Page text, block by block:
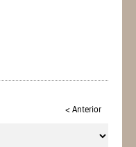
< Anterior